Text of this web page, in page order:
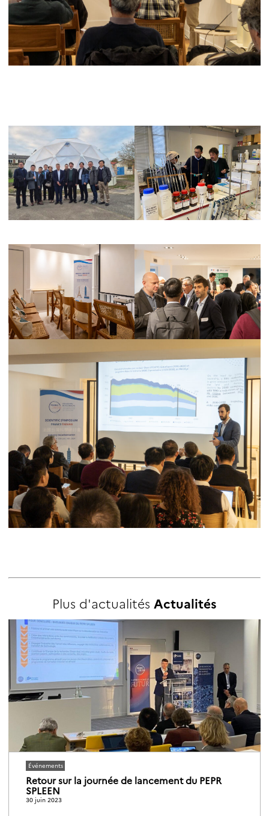
Plus d'actualités Actualités
Événements
Retour sur la journée de lancement du PEPR
SPLEEN
30 juin 2023